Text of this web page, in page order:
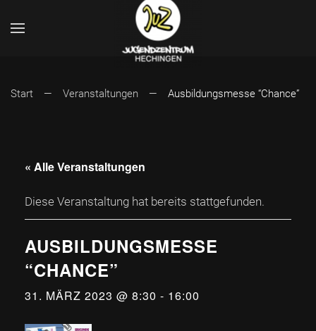
Start Veranstaltungen Ausbildungsmesse “Chance”
« Alle Veranstaltungen
Diese Veranstaltung hat bereits stattgefunden.
AUSBILDUNGSMESSE
“CHANCE”
31. MÄRZ 2023 @ 8:30 - 16:00